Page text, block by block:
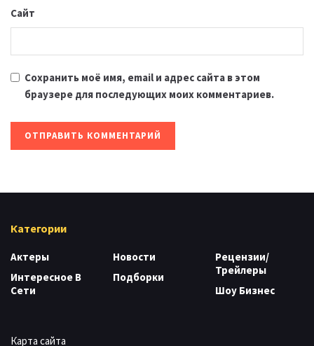
Сайт
Сохранить моё имя, email и адрес сайта в этом
браузере для последующих моих комментариев.
Категории
Актеры
Интересное В
Сети
Новости
Подборки
Рецензии/
Трейлеры
Шоу Бизнес
Карта сайта